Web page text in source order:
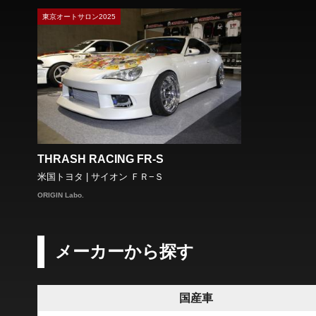
東京オートサロン2025
THRASH RACING FR-S
米国トヨタ | サイオン ＦＲ−Ｓ
ORIGIN Labo.
メーカーから探す
国産車